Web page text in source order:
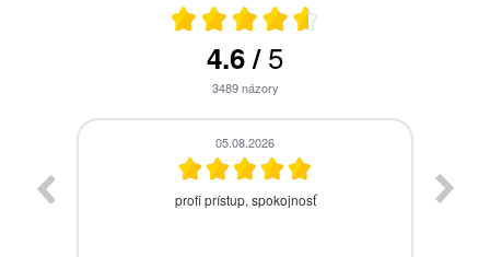
4.6/5
3489názory
05.08.2026
zaslanie tovaru skladom by som očakával